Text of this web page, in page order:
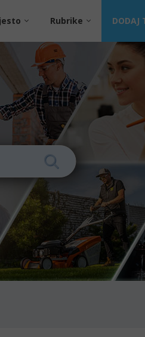
Rubrike DODAJ